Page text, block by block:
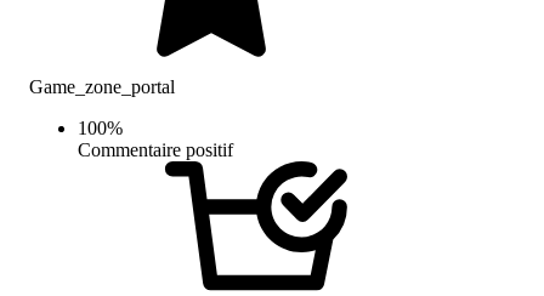
Game_zone_portal
100%
Commentaire positif